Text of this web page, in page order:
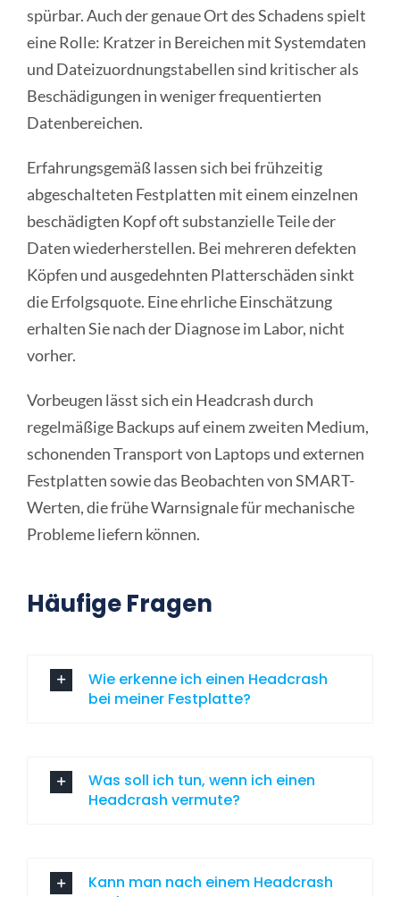
spürbar. Auch der genaue Ort des Schadens spielt
eine Rolle: Kratzer in Bereichen mit Systemdaten
und Dateizuordnungstabellen sind kritischer als
Beschädigungen in weniger frequentierten
Datenbereichen.
Erfahrungsgemäß lassen sich bei frühzeitig
abgeschalteten Festplatten mit einem einzelnen
beschädigten Kopf oft substanzielle Teile der
Daten wiederherstellen. Bei mehreren defekten
Köpfen und ausgedehnten Platterschäden sinkt
die Erfolgsquote. Eine ehrliche Einschätzung
erhalten Sie nach der Diagnose im Labor, nicht
vorher.
Vorbeugen lässt sich ein Headcrash durch
regelmäßige Backups auf einem zweiten Medium,
schonenden Transport von Laptops und externen
Festplatten sowie das Beobachten von SMART-
Werten, die frühe Warnsignale für mechanische
Probleme liefern können.
Häufige Fragen
Wie erkenne ich einen Headcrash
bei meiner Festplatte?
Was soll ich tun, wenn ich einen
Headcrash vermute?
Kann man nach einem Headcrash